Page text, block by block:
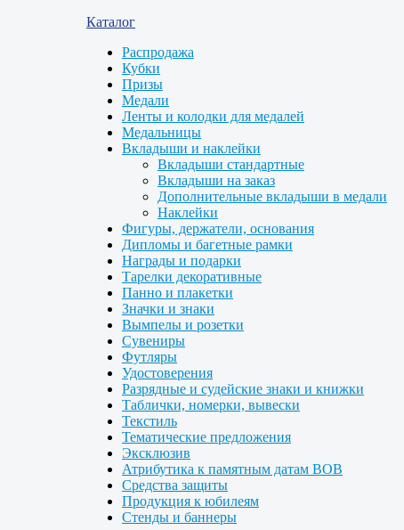
Каталог
Распродажа
Кубки
Призы
Медали
Ленты и колодки для медалей
Медальницы
Вкладыши и наклейки
Вкладыши стандартные
Вкладыши на заказ
Дополнительные вкладыши в медали
Наклейки
Фигуры, держатели, основания
Дипломы и багетные рамки
Награды и подарки
Тарелки декоративные
Панно и плакетки
Значки и знаки
Вымпелы и розетки
Сувениры
Футляры
Удостоверения
Разрядные и судейские знаки и книжки
Таблички, номерки, вывески
Текстиль
Тематические предложения
Эксклюзив
Атрибутика к памятным датам ВОВ
Средства защиты
Продукция к юбилеям
Стенды и баннеры